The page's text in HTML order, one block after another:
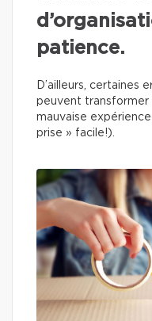
patience.
D’ailleurs, certaines
peuvent
mauvaise
prise » facile!).